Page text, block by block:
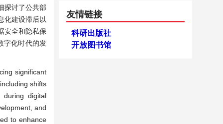
探讨了公共部
化建设滞后以
安全和隐私保
字化时代的发
significant
shifts
during digital
and
to enhance
友情链接
科研出版社
开放图书馆